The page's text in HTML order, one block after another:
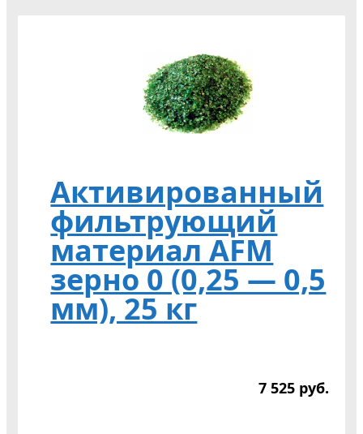
Активированный
фильтрующий
материал AFM
зерно 0 (0,25 — 0,5
мм), 25 кг
7 525 руб.